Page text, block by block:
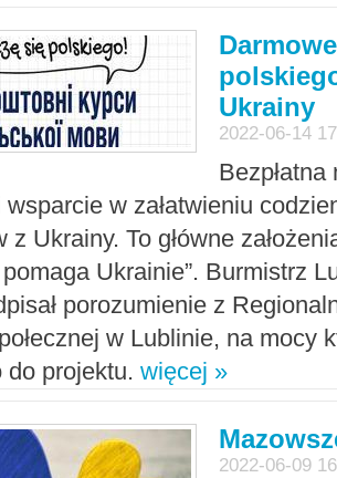
Ukrainy
2022-06-14
w załatwieniu
z Ukrainy. To główne
Ukrainie”. Burmistrz
porozumienie z
w Lublinie, na mocy
do projektu. więcej »
2022-06-09